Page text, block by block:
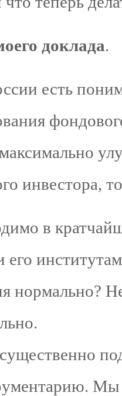
доклада.
есть
инвестора,
в
его
нормально?
Мы